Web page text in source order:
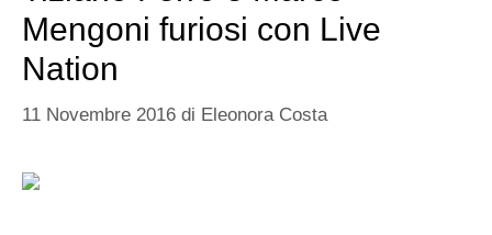
Mengoni furiosi con Live
Nation
11 Novembre 2016 di Eleonora Costa